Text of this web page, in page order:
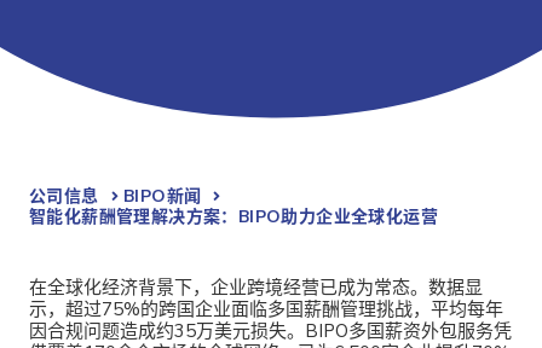
公司信息
BIPO新闻​
智能化薪酬管理解决方案：BIPO助力企业全球化运营
在全球化经济背景下，企业跨境经营已成为常态。数据显
示，超过75%的跨国企业面临多国薪酬管理挑战，平均每年
因合规问题造成约35万美元损失。 BIPO多国薪资外包服务凭